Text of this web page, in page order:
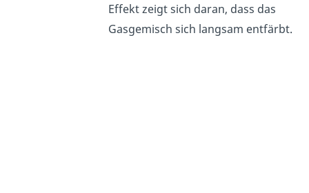
Effekt zeigt sich daran, dass das
Gasgemisch sich langsam entfärbt.